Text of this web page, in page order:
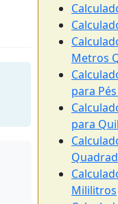
Metros
para
para
Mililitros